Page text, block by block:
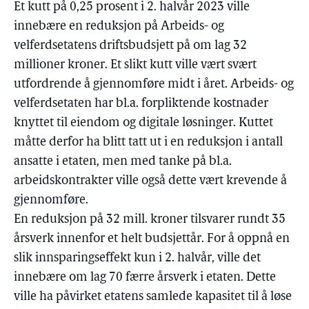
Et kutt på 0,25 prosent i 2. halvår 2023 ville
innebære en reduksjon på Arbeids- og
velferdsetatens driftsbudsjett på om lag 32
millioner kroner. Et slikt kutt ville vært svært
utfordrende å gjennomføre midt i året. Arbeids- og
velferdsetaten har bl.a. forpliktende kostnader
knyttet til eiendom og digitale løsninger. Kuttet
måtte derfor ha blitt tatt ut i en reduksjon i antall
ansatte i etaten, men med tanke på bl.a.
arbeidskontrakter ville også dette vært krevende å
gjennomføre.
En reduksjon på 32 mill. kroner tilsvarer rundt 35
årsverk innenfor et helt budsjettår. For å oppnå en
slik innsparingseffekt kun i 2. halvår, ville det
innebære om lag 70 færre årsverk i etaten. Dette
ville ha påvirket etatens samlede kapasitet til å løse